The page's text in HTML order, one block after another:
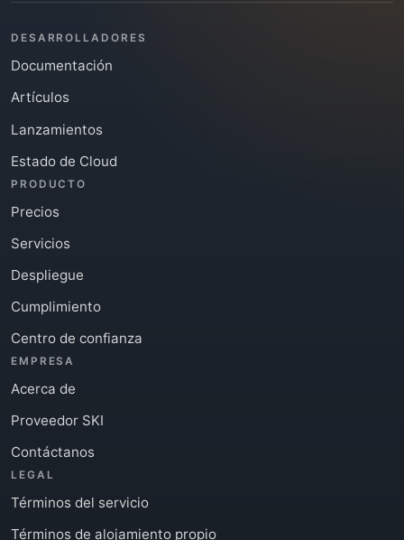
DESARROLLADORES
Documentación
Artículos
Lanzamientos
Estado de Cloud
PRODUCTO
Precios
Servicios
Despliegue
Cumplimiento
Centro de confianza
EMPRESA
Acerca de
Proveedor SKI
Contáctanos
LEGAL
Términos del servicio
Términos de alojamiento propio